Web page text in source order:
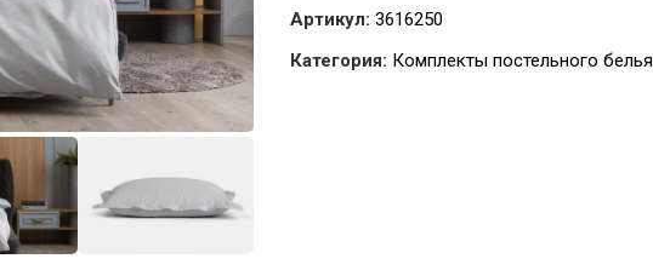
Артикул: 3616250
Категория: Комплекты постельного белья